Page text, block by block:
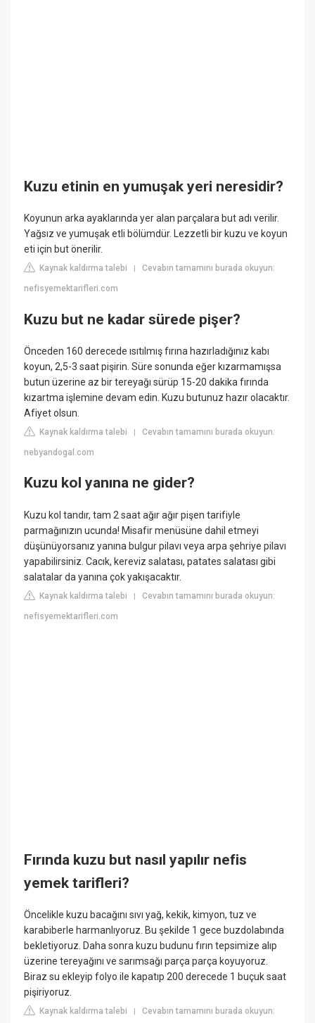
Kuzu etinin en yumuşak yeri neresidir?
Koyunun arka ayaklarında yer alan parçalara but adı verilir.
Yağsız ve yumuşak etli bölümdür. Lezzetli bir kuzu ve koyun
eti için but önerilir.
Kaynak kaldırma talebi |Cevabın tamamını burada okuyun:
nefisyemektarifleri.com
Kuzu but ne kadar sürede pişer?
Önceden 160 derecede ısıtılmış fırına hazırladığınız kabı
koyun, 2,5-3 saat pişirin. Süre sonunda eğer kızarmamışsa
butun üzerine az bir tereyağı sürüp 15-20 dakika fırında
kızartma işlemine devam edin. Kuzu butunuz hazır olacaktır.
Afiyet olsun.
Kaynak kaldırma talebi |Cevabın tamamını burada okuyun:
nebyandogal.com
Kuzu kol yanına ne gider?
Kuzu kol tandır, tam 2 saat ağır ağır pişen tarifiyle
parmağınızın ucunda! Misafir menüsüne dahil etmeyi
düşünüyorsanız yanına bulgur pilavı veya arpa şehriye pilavı
yapabilirsiniz. Cacık, kereviz salatası, patates salatası gibi
salatalar da yanına çok yakışacaktır.
Kaynak kaldırma talebi |Cevabın tamamını burada okuyun:
nefisyemektarifleri.com
Fırında kuzu but nasıl yapılır nefis
yemek tarifleri?
Öncelikle kuzu bacağını sıvı yağ, kekik, kimyon, tuz ve
karabiberle harmanlıyoruz. Bu şekilde 1 gece buzdolabında
bekletiyoruz. Daha sonra kuzu budunu fırın tepsimize alıp
üzerine tereyağını ve sarımsağı parça parça koyuyoruz.
Biraz su ekleyip folyo ile kapatıp 200 derecede 1 buçuk saat
pişiriyoruz.
Kaynak kaldırma talebi |Cevabın tamamını burada okuyun: